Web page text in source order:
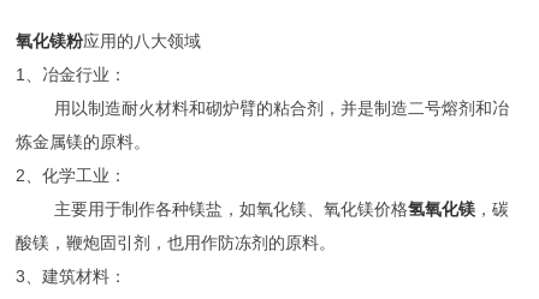
氧化镁粉应用的八大领域
1、冶金行业：
用以制造耐火材料和砌炉臂的粘合剂，并是制造二号熔剂和冶
炼金属镁的原料。
2 、化学工业：
主要用于制作各种镁盐，如氧化镁、氧化镁价格氢氧化镁 ，碳
酸镁，鞭炮固引剂，也用作防冻剂的原料。
3 、建筑材料：